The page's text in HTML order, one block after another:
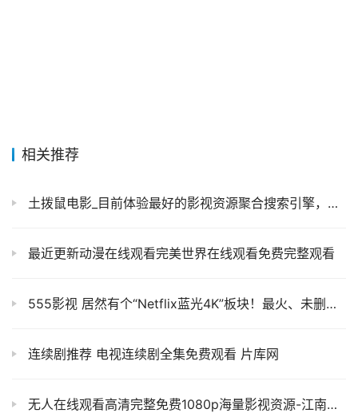
相关推荐
土拨鼠电影_目前体验最好的影视资源聚合搜索引擎，帮你瞬间找到好片子
最近更新动漫在线观看完美世界在线观看免费完整观看
555影视 居然有个“Netflix蓝光4K”板块！最火、未删减的影视资源都能看！
连续剧推荐 电视连续剧全集免费观看 片库网
无人在线观看高清完整免费1080p海量影视资源-江南影院